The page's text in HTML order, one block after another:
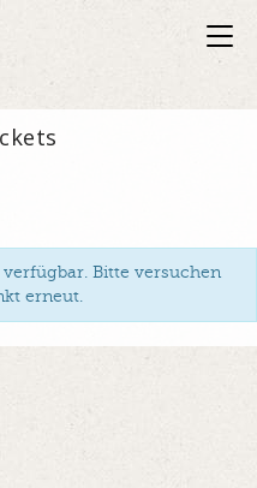
Bitte versuchen
erneut.